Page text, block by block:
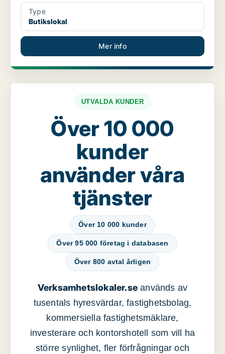
Type
Butikslokal
Mer info
UTVALDA KUNDER
Över 10 000
kunder
använder våra
tjänster
Över 10 000 kunder
Över 95 000 företag i databasen
Över 800 avtal årligen
Verksamhetslokaler.se används av
tusentals hyresvärdar, fastighetsbolag,
kommersiella fastighetsmäklare,
investerare och kontorshotell som vill ha
större synlighet, fler förfrågningar och